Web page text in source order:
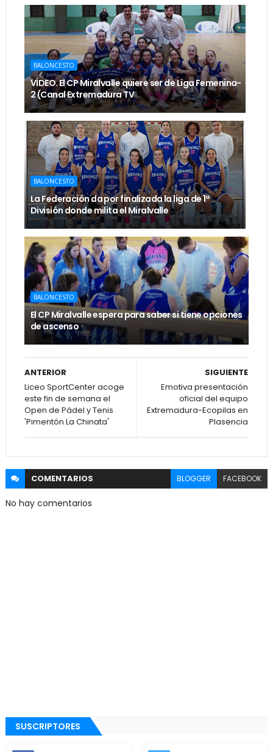
BALONCESTO
VÍDEO. El CP Miralvalle quiere ser de Liga Femenina-
2 (Canal Extremadura TV
BALONCESTO
La Federación da por finalizada la liga de 1ª
División donde milita el Miralvalle
BALONCESTO
El CP Miralvalle espera para saber si tiene opciones
de ascenso
SIGUIENTE
Emotiva presentación
oficial del equipo
Extremadura-Ecopilas en
Plasencia
ANTERIOR
Liceo SportCenter acoge
este fin de semana el
Open de Pádel y Tenis
'Pimentón La Chinata'
COMENTARIOS BLOGGER FACEBOOK
No hay comentarios
SUSCRIPTORES